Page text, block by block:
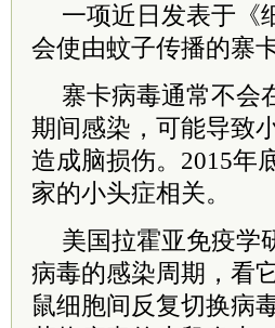
一项近日发表于《
会使由蚊子传播的寨
寨卡病毒通常不会
期间感染，可能导致
造成脑损伤。2015年
家的小头症相关。
美国拉霍亚免疫学
病毒的感染周期，看
鼠细胞间反复切换病